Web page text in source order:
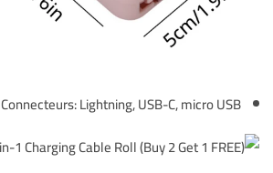
Connecteurs: Lightning, USB-C, micro USB